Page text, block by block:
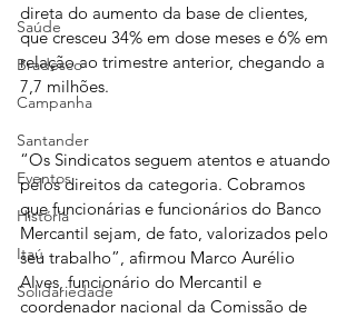
Saúde
Bradesco
Campanha
Santander
Eventos
História
Itaú
Solidariedade
direta do aumento da base de clientes,
que cresceu 34% em dose meses e 6% em
relação ao trimestre anterior, chegando a
7,7 milhões.
“Os Sindicatos seguem atentos e atuando
pelos direitos da categoria. Cobramos
que funcionárias e funcionários do Banco
Mercantil sejam, de fato, valorizados pelo
seu trabalho”, afirmou Marco Aurélio
Alves, funcionário do Mercantil e
coordenador nacional da Comissão de